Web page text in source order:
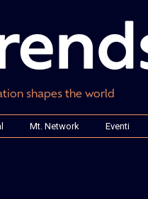
shapes the world
Mt. Network Eventi